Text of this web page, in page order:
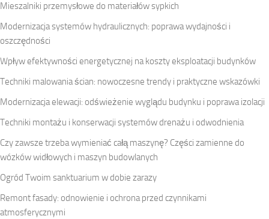
Mieszalniki przemysłowe do materiałów sypkich
Modernizacja systemów hydraulicznych: poprawa wydajności i
oszczędności
Wpływ efektywności energetycznej na koszty eksploatacji budynków
Techniki malowania ścian: nowoczesne trendy i praktyczne wskazówki
Modernizacja elewacji: odświeżenie wyglądu budynku i poprawa izolacji
Techniki montażu i konserwacji systemów drenażu i odwodnienia
Czy zawsze trzeba wymieniać całą maszynę? Części zamienne do
wózków widłowych i maszyn budowlanych
Ogród Twoim sanktuarium w dobie zarazy
Remont fasady: odnowienie i ochrona przed czynnikami
atmosferycznymi